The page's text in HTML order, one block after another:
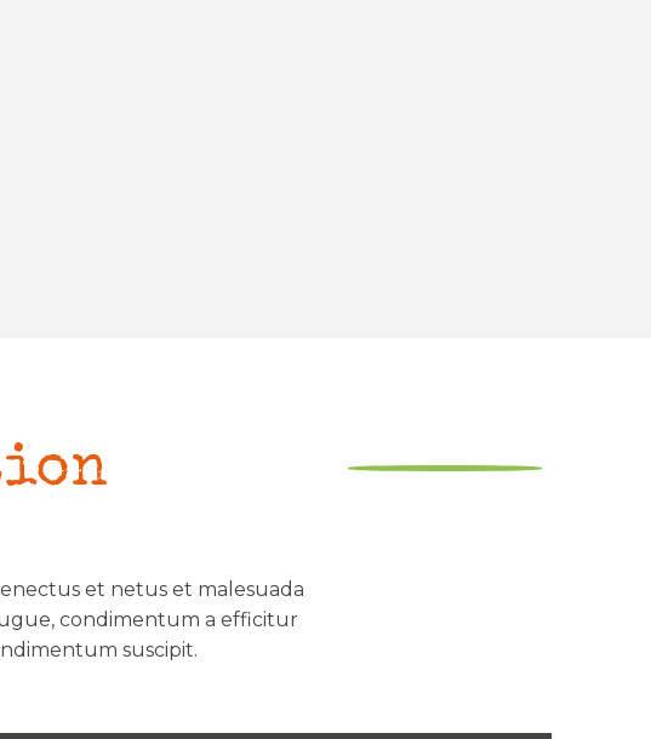
et netus et malesuada
condimentum a efficitur
suscipit.